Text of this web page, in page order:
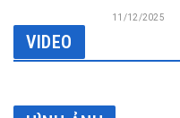
11/12/2025
VIDEO